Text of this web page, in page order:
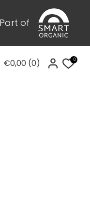
Part of
Pregled košarice
€0,00 0 0